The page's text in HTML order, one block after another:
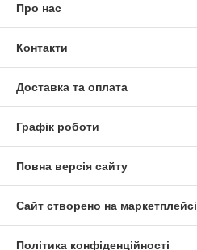
Про нас
Контакти
Доставка та оплата
Графік роботи
Повна версія сайту
Сайт створено на маркетплейсі
Політика конфіденційності